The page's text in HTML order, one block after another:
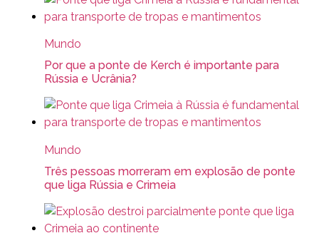
Mundo
Por que a ponte de Kerch é importante para
Rússia e Ucrânia?
Mundo
Três pessoas morreram em explosão de ponte
que liga Rússia e Crimeia